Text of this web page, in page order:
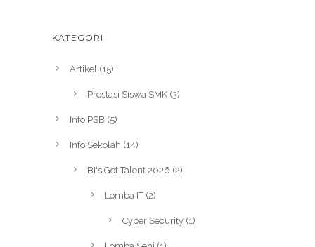
KATEGORI
Artikel (15)
Prestasi Siswa SMK (3)
Info PSB (5)
Info Sekolah (14)
BI's Got Talent 2026 (2)
Lomba IT(2)
Cyber Security (1)